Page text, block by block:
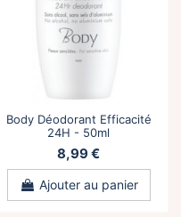
Body Déodorant Efficacité
24H - 50ml
8,99 €
Ajouter au panier